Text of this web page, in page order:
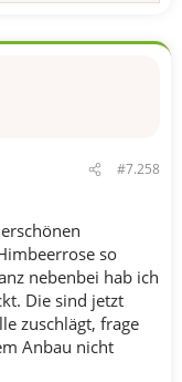
#7.258
so
nebenbei hab ich
Die sind jetzt
zuschlägt, frage
Anbau nicht